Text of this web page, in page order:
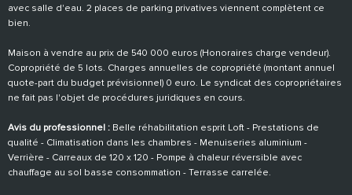
avec salle d'eau. 2 places de parking privatives viennent complètent ce
bien.
Maison à vendre au prix de 540 000 euros (Honoraires charge vendeur).
Copropriété de 5 lots. Charges annuelles de copropriété (montant annuel
quote-part du budget prévisionnel) 0 euro. Le syndicat des copropriétaires
ne fait pas l'objet de procédures juridiques en cours.
Avis du professionnel : Belle réhabilitation esprit Loft - Prestations de
qualité - Climatisation dans les chambres - Menuiseries aluminium -
Verrière - Carreaux de 120 x 120 - Pompe à chaleur réversible avec
chauffage au sol basse consommation - Terrasse carrelée.